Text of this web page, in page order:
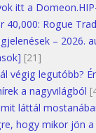
itt a Domeon.HIP-
40,000: Rogue
– 2026.
[21]
végig legutóbb?
a nagyvilágból
láttál
hogy mikor jön